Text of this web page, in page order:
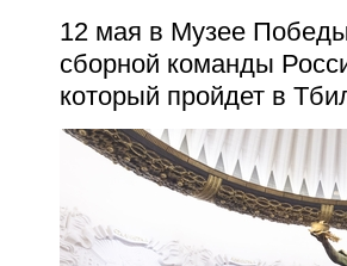
12 мая в Музее
сборной команды
который пройдет в